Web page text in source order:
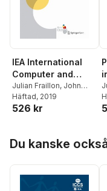
IEA International
Computer and
Information
Literacy Study
2018 Assessment
Julian Fraillon, John
Ainley,Wolfram Schulz
Daniel Duckworth
Häftad, 2019
526 kr
Du kanske